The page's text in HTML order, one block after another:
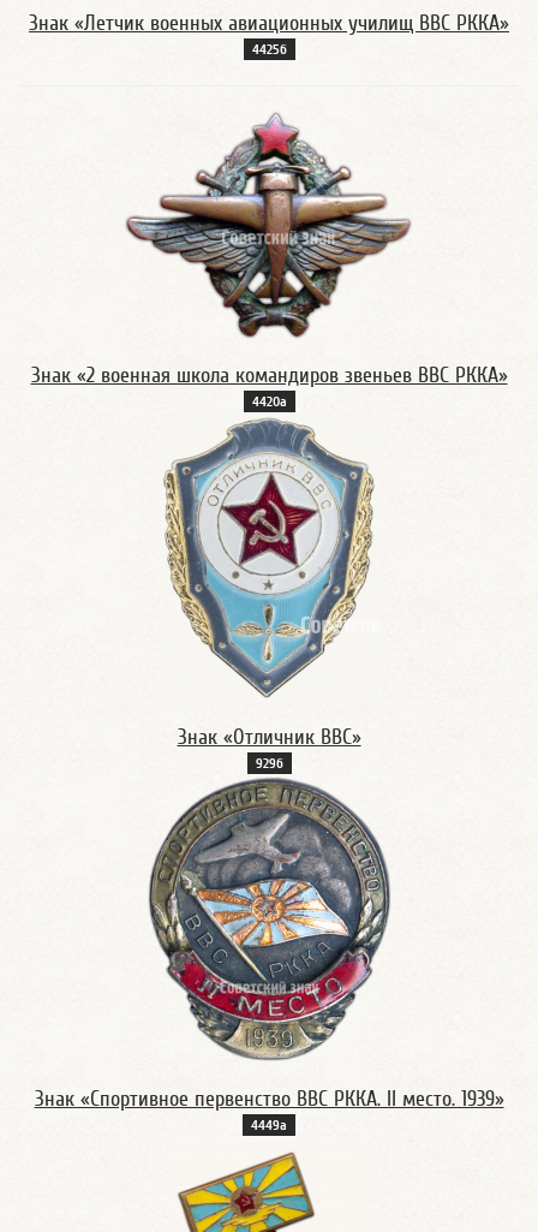
Знак «Летчик военных авиационных училищ ВВС РККА»
4425б
Знак «2 военная школа командиров звеньев ВВС РККА»
4420а
Знак «Отличник ВВС»
929б
Знак «Спортивное первенство ВВС РККА. II место. 1939»
4449а